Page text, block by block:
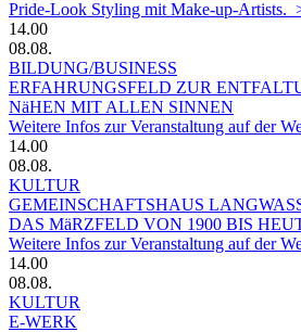
Pride-Look Styling mit Make-up-Artists.
14.00
08.08.
BILDUNG/BUSINESS
ERFAHRUNGSFELD ZUR
NäHEN MIT ALLEN SINNEN
Weitere Infos zur Veranstaltung auf der
14.00
08.08.
KULTUR
GEMEINSCHAFTSHAUS
DAS MäRZFELD VON 1900 BIS
Weitere Infos zur Veranstaltung auf der
14.00
08.08.
KULTUR
E-WERK